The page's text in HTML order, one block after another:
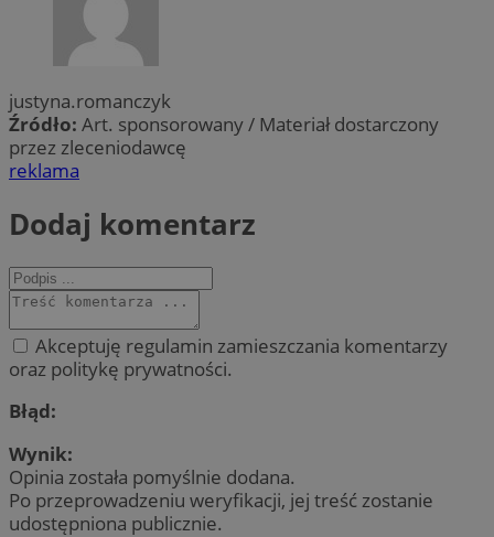
justyna.romanczyk
Źródło: Art. sponsorowany / Materiał dostarczony
przez zleceniodawcę
reklama
Dodaj komentarz
Akceptuję regulamin zamieszczania komentarzy
oraz politykę prywatności.
Błąd:
Wynik:
Opinia została pomyślnie dodana.
Po przeprowadzeniu weryfikacji, jej treść zostanie
udostępniona publicznie.